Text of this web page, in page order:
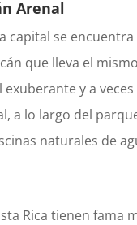
Arenal
capital se
que lleva el
y a
a lo largo del
naturales de
Rica tienen fama